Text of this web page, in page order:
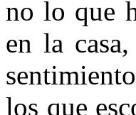
no lo que
en la
los que